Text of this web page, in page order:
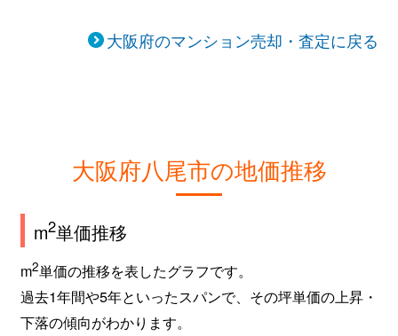
大阪府のマンション売却・査定に戻る
大阪府八尾市の地価推移
m2単価推移
m2単価の推移を表したグラフです。
過去1年間や5年といったスパンで、その坪単価の上昇・
下落の傾向がわかります。